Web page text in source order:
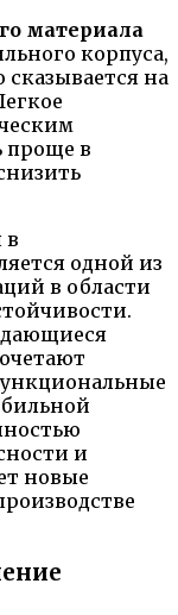
материала
корпуса,
на
проще в
в
одной из
в области
и
новые